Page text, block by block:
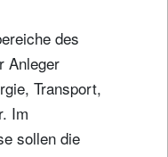
des
Anleger
Transport,
Im
sollen die